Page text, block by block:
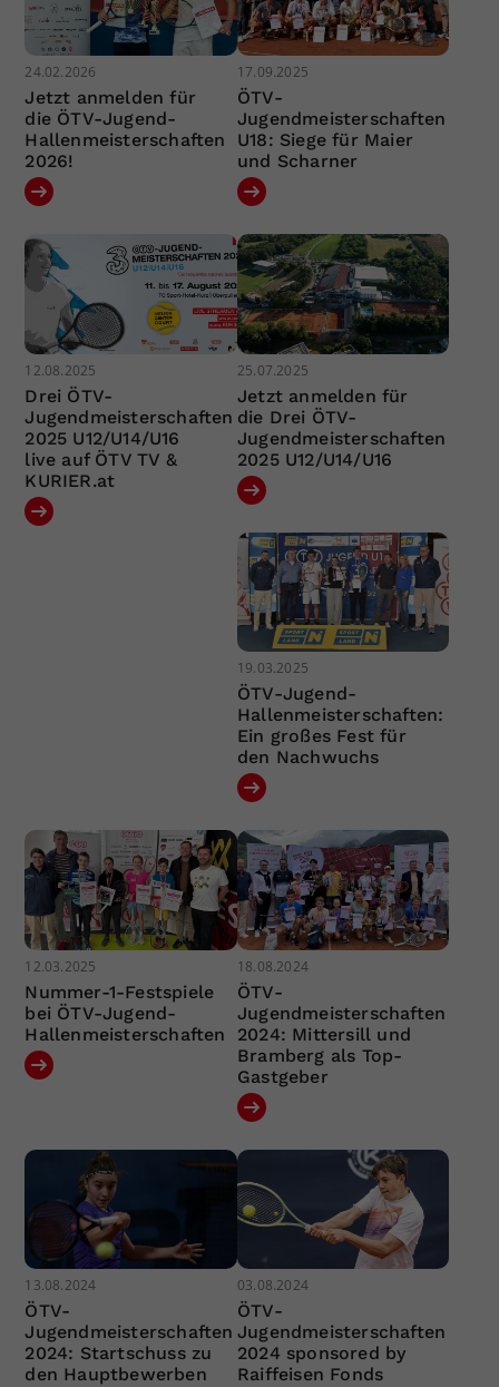
24.02.2026
Jetzt anmelden für
die ÖTV-Jugend-
Hallenmeisterschaften
2026!
17.09.2025
ÖTV-
Jugendmeisterschaften
U18: Siege für Maier
und Scharner
12.08.2025
Drei ÖTV-
Jugendmeisterschaften
2025 U12/U14/U16
live auf ÖTV TV &
KURIER.at
25.07.2025
Jetzt anmelden für
die Drei ÖTV-
Jugendmeisterschaften
2025 U12/U14/U16
19.03.2025
ÖTV-Jugend-
Hallenmeisterschaften:
Ein großes Fest für
den Nachwuchs
12.03.2025
Nummer-1-Festspiele
bei ÖTV-Jugend-
Hallenmeisterschaften
18.08.2024
ÖTV-
Jugendmeisterschaften
2024: Mittersill und
Bramberg als Top-
Gastgeber
13.08.2024
ÖTV-
Jugendmeisterschaften
2024: Startschuss zu
den Hauptbewerben
03.08.2024
ÖTV-
Jugendmeisterschaften
2024 sponsored by
Raiffeisen Fonds